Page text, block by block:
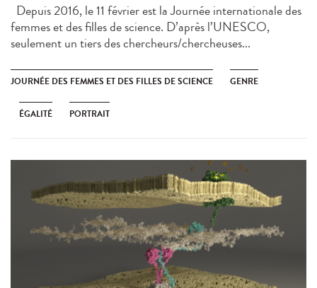
Depuis 2016, le 11 février est la Journée internationale des
femmes et des filles de science. D’après l’UNESCO,
seulement un tiers des chercheurs/chercheuses...
JOURNÉE DES FEMMES ET DES FILLES DE SCIENCE GENRE
ÉGALITÉ PORTRAIT